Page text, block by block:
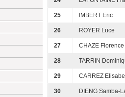
25 IMBERT Eric
26 ROYER Luce
27 CHAZE Florence
28 TARRIN
29 CARREZ
30 DIENG Samba-